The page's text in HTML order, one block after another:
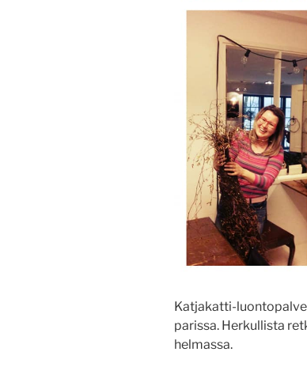
Katjakatti-
parissa. Herkullista
helmassa.